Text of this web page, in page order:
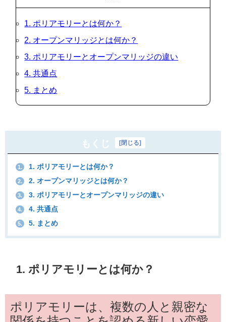
1. ポリアモリーとは何か？
2. オープンマリッジとは何か？
3. ポリアモリーとオープンマリッジの違い
4. 共通点
5. まとめ
もくじ [閉じる]
1. 1. ポリアモリーとは何か？
2. 2. オープンマリッジとは何か？
3. 3. ポリアモリーとオープンマリッジの違い
4. 4. 共通点
5. 5. まとめ
1. ポリアモリーとは何か？
ポリアモリーは、複数の人と親密な